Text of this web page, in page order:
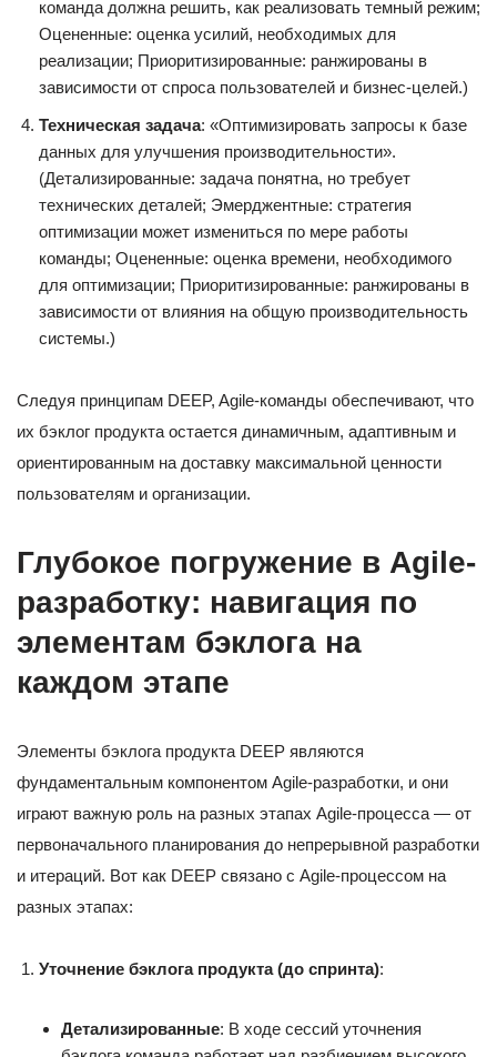
команда должна решить, как реализовать темный режим;
Оцененные: оценка усилий, необходимых для
реализации; Приоритизированные: ранжированы в
зависимости от спроса пользователей и бизнес-целей.)
Техническая задача: «Оптимизировать запросы к базе
данных для улучшения производительности».
(Детализированные: задача понятна, но требует
технических деталей; Эмерджентные: стратегия
оптимизации может измениться по мере работы
команды; Оцененные: оценка времени, необходимого
для оптимизации; Приоритизированные: ранжированы в
зависимости от влияния на общую производительность
системы.)
Следуя принципам DEEP, Agile-команды обеспечивают, что
их бэклог продукта остается динамичным, адаптивным и
ориентированным на доставку максимальной ценности
пользователям и организации.
Глубокое погружение в Agile-
разработку: навигация по
элементам бэклога на
каждом этапе
Элементы бэклога продукта DEEP являются
фундаментальным компонентом Agile-разработки, и они
играют важную роль на разных этапах Agile-процесса — от
первоначального планирования до непрерывной разработки
и итераций. Вот как DEEP связано с Agile-процессом на
разных этапах:
Уточнение бэклога продукта (до спринта):
Детализированные: В ходе сессий уточнения